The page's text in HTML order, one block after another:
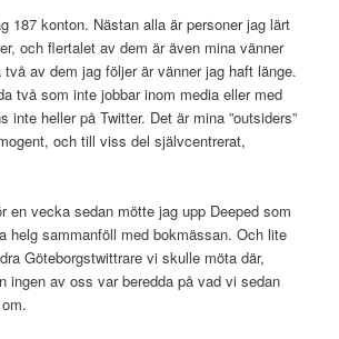
187 konton. Nästan alla är personer jag lärt
och flertalet av dem är även mina vänner
av dem jag följer är vänner jag haft länge.
två som inte jobbar inom media eller med
inte heller på Twitter. Det är mina ”outsiders”
och till viss del självcentrerat,
en vecka sedan mötte jag upp Deeped som
helg sammanföll med bokmässan. Och lite
Göteborgstwittrare vi skulle möta där,
ingen av oss var beredda på vad vi sedan